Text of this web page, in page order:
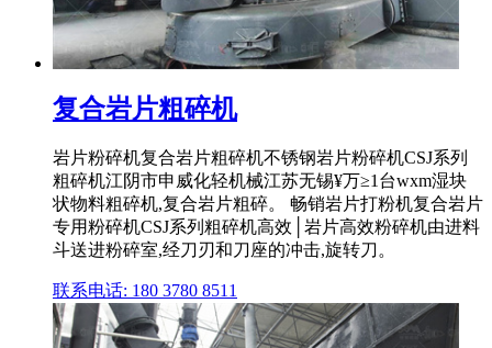
复合岩片粗碎机
岩片粉碎机复合岩片粗碎机不锈钢岩片粉碎机CSJ系列
粗碎机江阴市申威化轻机械江苏无锡¥万≥1台wxm湿块
状物料粗碎机,复合岩片粗碎。 畅销岩片打粉机复合岩片
专用粉碎机CSJ系列粗碎机高效│岩片高效粉碎机由进料
斗送进粉碎室,经刀刃和刀座的冲击,旋转刀。
联系电话: 180 3780 8511